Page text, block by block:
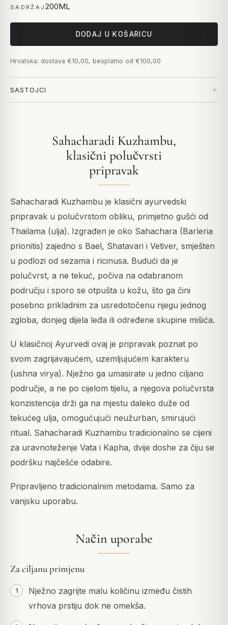
SADRŽAJ200ML
DODAJ U KOŠARICU
Hrvatska: dostava €10,00, besplatno od €100,00
SASTOJCI
Sahacharadi Kuzhambu,
klasični polučvrsti
pripravak
Sahacharadi Kuzhambu je klasični ayurvedski
pripravak u polučvrstom obliku, primjetno gušći od
Thailama (ulja). Izgrađen je oko Sahachara (Barleria
prionitis) zajedno s Bael, Shatavari i Vetiver, smješten
u podlozi od sezama i ricinusa. Budući da je
polučvrst, a ne tekuć, počiva na odabranom
području i sporo se otpušta u kožu, što ga čini
posebno prikladnim za usredotočenu njegu jednog
zgloba, donjeg dijela leđa ili određene skupine mišića.
U klasičnoj Ayurvedi ovaj je pripravak poznat po
svom zagrijavajućem, uzemljujućem karakteru
(ushna virya). Nježno ga umasirate u jedno ciljano
područje, a ne po cijelom tijelu, a njegova polučvrsta
konzistencija drži ga na mjestu daleko duže od
tekućeg ulja, omogućujući neužurban, smirujući
ritual. Sahacharadi Kuzhambu tradicionalno se cijeni
za uravnoteženje Vata i Kapha, dvije doshe za čiju se
podršku najčešće odabire.
Pripravljeno tradicionalnim metodama. Samo za
vanjsku uporabu.
Način uporabe
Za ciljanu primjenu
Nježno zagrijte malu količinu između čistih
vrhova prstiju dok ne omekša.